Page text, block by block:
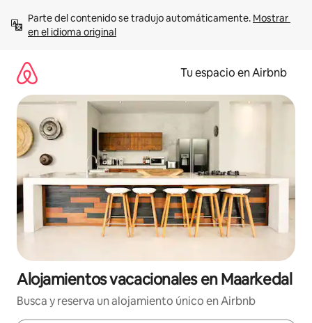
contenido
Parte del contenido se tradujo automáticamente. Mostrar
en el idioma original
Tu espacio en Airbnb
Alojamientos vacacionales en Maarkedal
Busca y reserva un alojamiento único en Airbnb